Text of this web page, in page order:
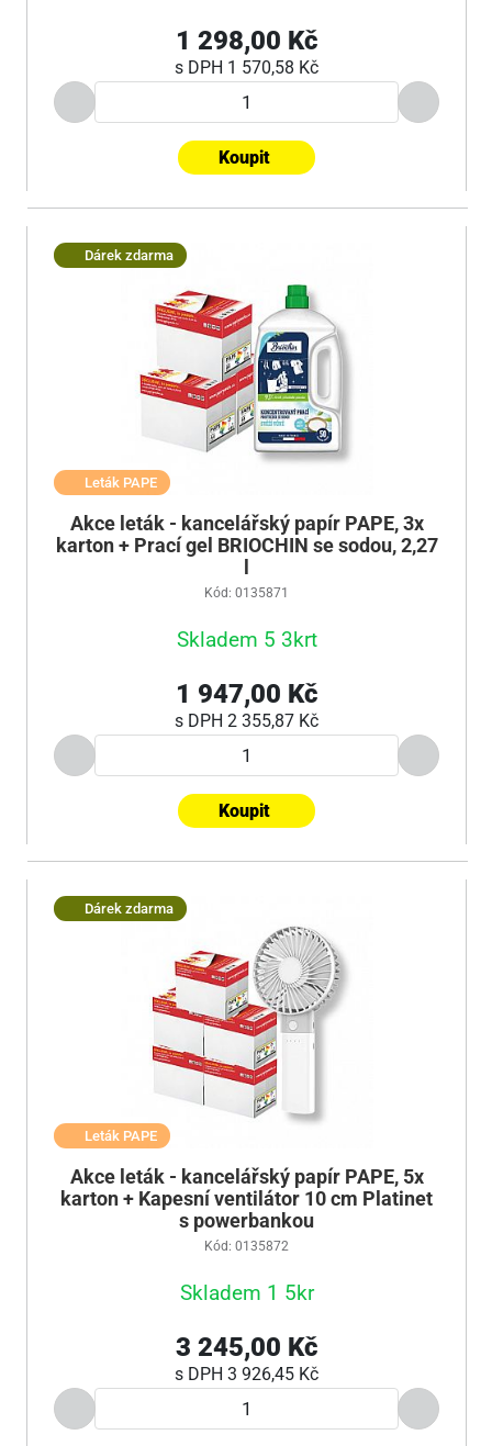
1 298,00 Kč
s DPH 1 570,58 Kč
Koupit
Dárek zdarma
Leták PAPE
Akce leták - kancelářský papír PAPE, 3x
karton + Prací gel BRIOCHIN se sodou, 2,27
Kód: 0135871
Skladem 5 3krt
1 947,00 Kč
s DPH 2 355,87 Kč
Koupit
Dárek zdarma
Leták PAPE
Akce leták - kancelářský papír PAPE, 5x
karton + Kapesní ventilátor 10 cm Platinet
s powerbankou
Kód: 0135872
Skladem 1 5kr
3 245,00 Kč
s DPH 3 926,45 Kč